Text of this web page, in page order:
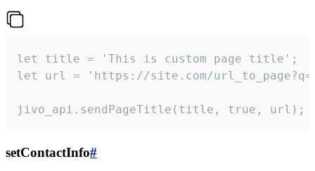
let title = 'This is custom page title';
let url = 'https://site.com/
jivo_api.sendPageTitle(title, true, url);
setContactInfo#